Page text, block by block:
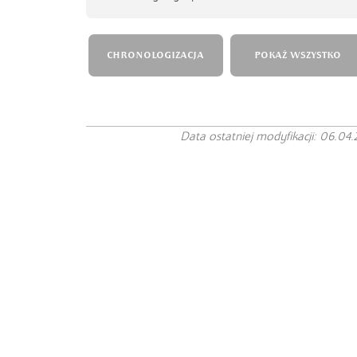
CHRONOLOGIZACJA POKAŻ WSZYSTKO
Data ostatniej modyfikacji: